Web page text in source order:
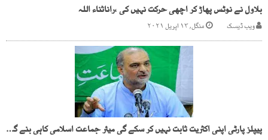
بلاول نے نوٹس پھاڑ کر اچھی حرکت نہیں کی ،راناثناء اللہ
ویب ڈیسک منگل, ۱۳ اپریل ۲۰۲۱
پیپلز پارٹی اپنی اکثریت ثابت نہیں کر سکے گی میئر جماعت اسلامی کاہی بنے گا حافظ نعیم الرحمن